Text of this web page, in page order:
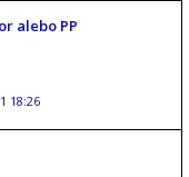
alebo PP
18:26